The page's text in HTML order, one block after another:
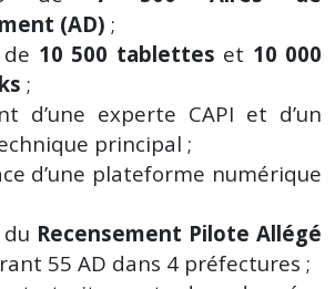
(AD) ;
10 500 tablettes et 10 000
;
d’une experte CAPI et d’un
principal ;
d’une plateforme numérique
Recensement Pilote Allégé
55 AD dans 4 préfectures ;